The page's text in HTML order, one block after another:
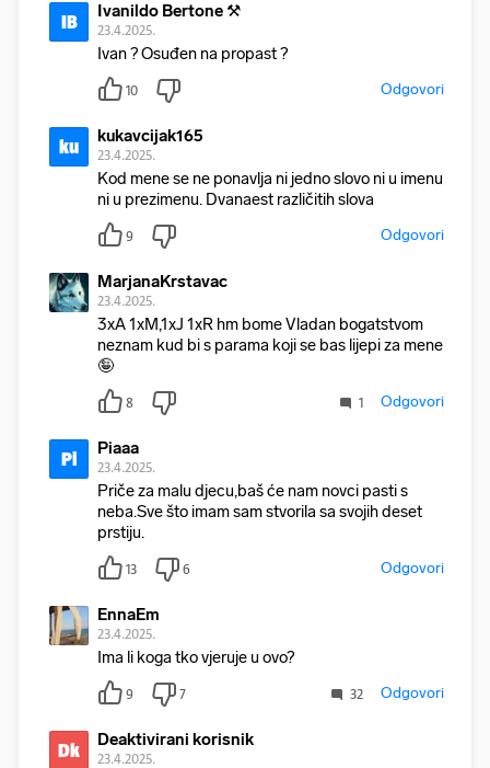
IB Ivanildo Bertone ⚒
23.4.2025.
Ivan ? Osuđen na propast ?
10 Odgovori
ku kukavcijak165
23.4.2025.
Kod mene se ne ponavlja ni jedno slovo ni u imenu
ni u prezimenu. Dvanaest različitih slova
9 Odgovori
MarjanaKrstavac
23.4.2025.
3xA 1xM,1xJ 1xR hm bome Vladan bogatstvom
neznam kud bi s parama koji se bas lijepi za mene
🤪
8 1 Odgovori
Pi Piaaa
23.4.2025.
Priče za malu djecu,baš će nam novci pasti s
neba.Sve što imam sam stvorila sa svojih deset
prstiju.
13 6 Odgovori
EnnaEm
23.4.2025.
Ima li koga tko vjeruje u ovo?
9 7 32 Odgovori
Dk Deaktivirani korisnik
23.4.2025.